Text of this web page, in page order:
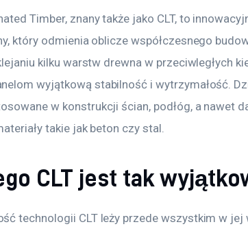
Timber, znany także jako CLT, to
który odmienia oblicze współczesnego
kilku warstw drewna w przeciwległych
wyjątkową stabilność i wytrzymałość.
w konstrukcji ścian, podłóg, a nawet
takie jak beton czy stal.
CLT jest tak
technologii CLT leży przede wszystkim w